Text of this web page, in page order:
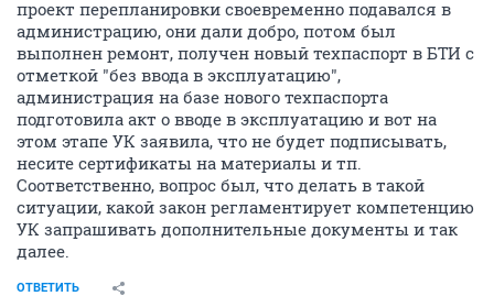
проект перепланировки своевременно подавался в
администрацию, они дали добро, потом был
выполнен ремонт, получен новый техпаспорт в БТИ с
отметкой "без ввода в эксплуатацию",
администрация на базе нового техпаспорта
подготовила акт о вводе в эксплуатацию и вот на
этом этапе УК заявила, что не будет подписывать,
несите сертификаты на материалы и тп.
Соответственно, вопрос был, что делать в такой
ситуации, какой закон регламентирует компетенцию
УК запрашивать дополнительные документы и так
далее.
ОТВЕТИТЬ